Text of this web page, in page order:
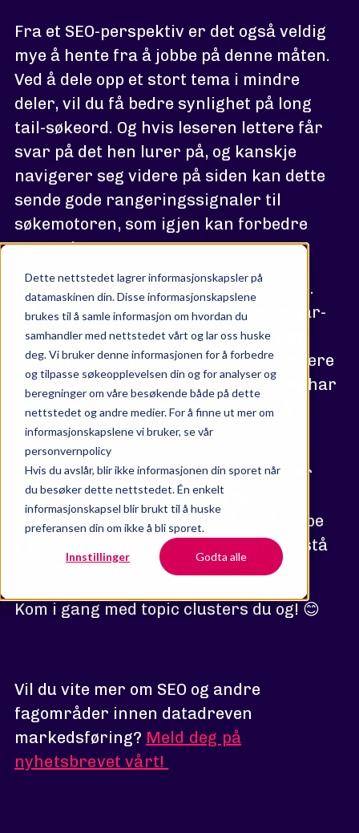
Dette nettstedet lagrer informasjonskapsler på
datamaskinen din. Disse informasjonskapslene
brukes til å samle informasjon om hvordan du
samhandler med nettstedet vårt og lar oss huske
deg. Vi bruker denne informasjonen for å forbedre
og tilpasse søkeopplevelsen din og for analyser og
beregninger om våre besøkende både på dette
nettstedet og andre medier. For å finne ut mer om
informasjonskapslene vi bruker, se vår
personvernpolicy
Hvis du avslår, blir ikke informasjonen din sporet når
du besøker dette nettstedet. Én enkelt
informasjonskapsel blir brukt til å huske
preferansen din om ikke å bli sporet.
Innstillinger Godta alle
Fra et SEO-perspektiv er det også veldig
mye å hente fra å jobbe på denne måten.
Ved å dele opp et stort tema i mindre
deler, vil du få bedre synlighet på long
tail-søkeord. Og hvis leseren lettere får
svar på det hen lurer på, og kanskje
navigerer seg videre på siden kan dette
sende gode rangeringssignaler til
søkemotoren, som igjen kan forbedre
rangeringer.
Internlenking er også positivt for SEO.
Internlenking fra mange sider til pillar-
siden med hovedtemaet kan gi deg en
enda større sannsynlighet for å rangere
på søketermer som i utgangspunktet har
stor konkurranse og er vanskelig å
rangere på.
Etter hvert som søkemotoren blir mer
avansert og forstår synonymer og
kontekst bedre, er denne måten å jobbe
på bedre for at søkemotoren skal forstå
innholdet ditt.
Kom i gang med topic clusters du og! 😊
Vil du vite mer om SEO og andre
fagområder innen datadreven
markedsføring? Meld deg på
nyhetsbrevet vårt!